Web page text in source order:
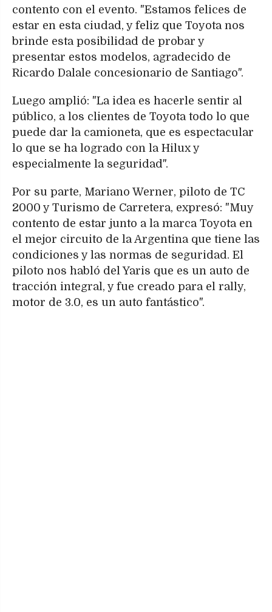
contento con el evento. "Estamos felices de
estar en esta ciudad, y feliz que Toyota nos
brinde esta posibilidad de probar y
presentar estos modelos, agradecido de
Ricardo Dalale concesionario de Santiago".
Luego amplió: "La idea es hacerle sentir al
público, a los clientes de Toyota todo lo que
puede dar la camioneta, que es espectacular
lo que se ha logrado con la Hilux y
especialmente la seguridad".
Por su parte, Mariano Werner, piloto de TC
2000 y Turismo de Carretera, expresó: "Muy
contento de estar junto a la marca Toyota en
el mejor circuito de la Argentina que tiene las
condiciones y las normas de seguridad. El
piloto nos habló del Yaris que es un auto de
tracción integral, y fue creado para el rally,
motor de 3.0, es un auto fantástico".